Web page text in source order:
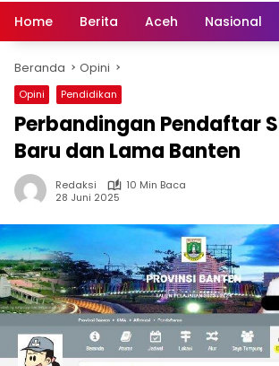
Home Berita Aceh Nasional
Beranda Opini
Opini Pendidikan
Perbandingan Pendaftar
Baru dan Lama Banten
Redaksi
10 Min Baca
28 Juni 2025